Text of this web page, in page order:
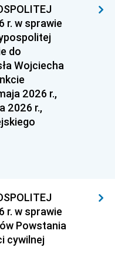
r. w sprawie
do
Wojciecha
2026 r.,
2026 r.,
r. w sprawie
Powstania
cywilnej